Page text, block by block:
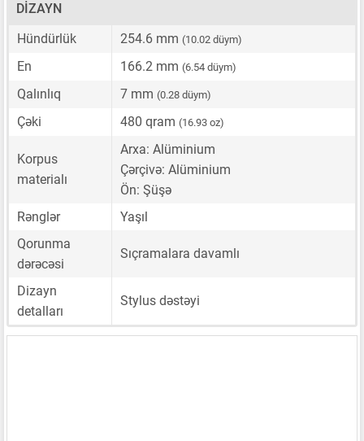
DIZAYN
Hündürlük
254.6 mm (10.02 düym)
En 166.2 mm (6.54 düym)
Qalınlıq 7 mm (0.28 düym)
Çəki 480 qram (16.93 oz)
Korpus
materialı
Arxa: Alüminium
Çərçivə: Alüminium
Ön: Şüşə
Rənglər
Yaşıl
Qorunma
dərəcəsi
Sıçramalara davamlı
Dizayn
detalları
Stylus dəstəyi